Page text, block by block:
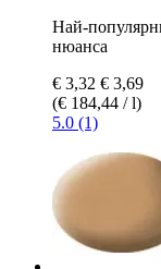
Най-
нюанса
€ 3,32 € 3,69
(€ 184,44 / l)
5.0 (1)